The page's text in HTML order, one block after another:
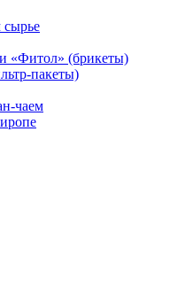
сырье
«Фитол» (брикеты)
пакеты)
чаем